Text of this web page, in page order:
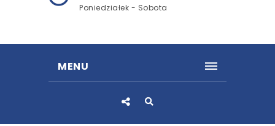
Poniedziałek - Sobota
MENU